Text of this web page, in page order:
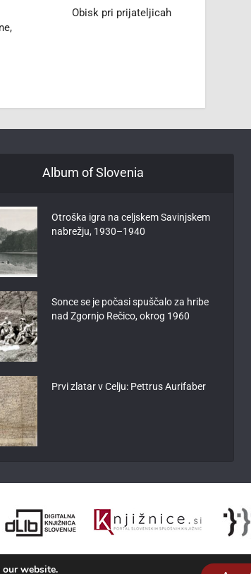
Obisk pri prijateljicah
Album of Slovenia
Otroška igra na celjskem Savinjskem
nabrežju, 1930–1940
Sonce se je počasi spuščalo za hribe
nad Zgornjo Rečico, okrog 1960
Prvi zlatar v Celju: Pettrus Aurifaber
website.